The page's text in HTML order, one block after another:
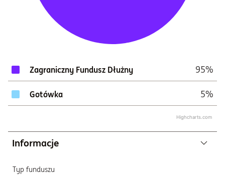
Highcharts.com
Zagraniczny Fundusz Dłużny 95%
Gotówka 5%
Informacje
Typ funduszu